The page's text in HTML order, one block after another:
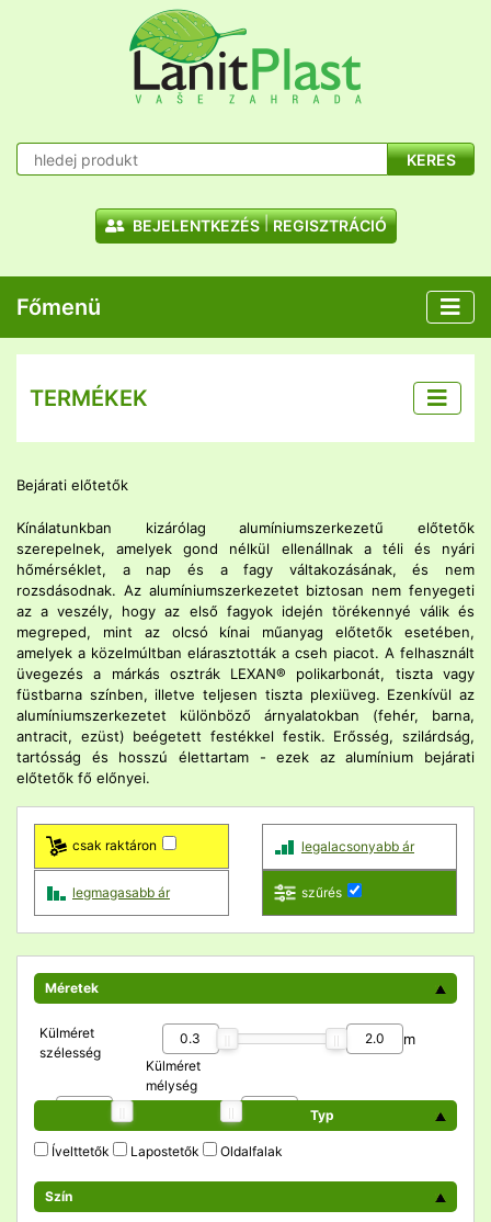
KERES
BEJELENTKEZÉS REGISZTRÁCIÓ
Főmenü
TERMÉKEK
Bejárati előtetők
Kínálatunkban kizárólag alumíniumszerkezetű előtetők
szerepelnek, amelyek gond nélkül ellenállnak a téli és nyári
hőmérséklet, a nap és a fagy váltakozásának, és nem
rozsdásodnak. Az alumíniumszerkezetet biztosan nem fenyegeti
az a veszély, hogy az első fagyok idején törékennyé válik és
megreped, mint az olcsó kínai műanyag előtetők esetében,
amelyek a közelmúltban elárasztották a cseh piacot. A felhasznált
üvegezés a márkás osztrák LEXAN® polikarbonát, tiszta vagy
füstbarna színben, illetve teljesen tiszta plexiüveg. Ezenkívül az
alumíniumszerkezetet különböző árnyalatokban (fehér, barna,
antracit, ezüst) beégetett festékkel festik. Erősség, szilárdság,
tartósság és hosszú élettartam - ezek az alumínium bejárati
előtetők fő előnyei.
csak raktáron legalacsonyabb ár
legmagasabb ár szűrés
Méretek
Külméret
szélesség
m
Külméret
mélység
Typ
Ívelttetők Lapostetők Oldalfalak
Szín